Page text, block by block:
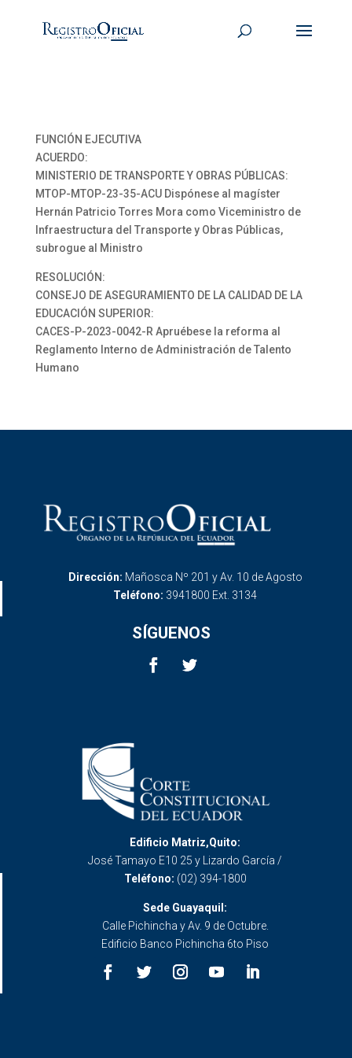
FUNCIÓN EJECUTIVA
ACUERDO:
MINISTERIO DE TRANSPORTE Y OBRAS PÚBLICAS:
MTOP-MTOP-23-35-ACU Dispónese al magíster
Hernán Patricio Torres Mora como Viceministro de
Infraestructura del Transporte y Obras Públicas,
subrogue al Ministro
RESOLUCIÓN:
CONSEJO DE ASEGURAMIENTO DE LA CALIDAD DE LA
EDUCACIÓN SUPERIOR:
CACES-P-2023-0042-R Apruébese la reforma al
Reglamento Interno de Administración de Talento
Humano
Dirección: Mañosca Nº 201 y Av. 10 de Agosto
Teléfono: 3941800 Ext. 3134
SÍGUENOS
Edificio Matriz,Quito:
José Tamayo E10 25 y Lizardo García /
Teléfono: (02) 394-1800
Sede Guayaquil:
Calle Pichincha y Av. 9 de Octubre.
Edificio Banco Pichincha 6to Piso